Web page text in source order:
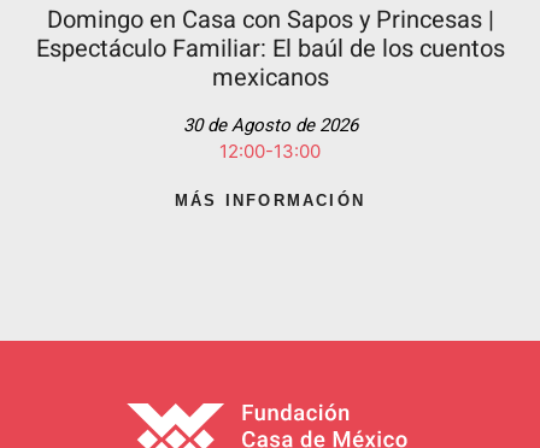
Domingo en Casa con Sapos y Princesas |
Espectáculo Familiar: El baúl de los cuentos
mexicanos
30 de Agosto de 2026
12:00-13:00
MÁS INFORMACIÓN